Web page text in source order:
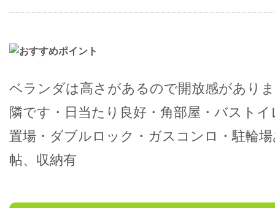
ベランダは高さがあるので開放感があり
隣です・日当たり良好・角部屋・バスト
置場・ダブルロック・ガスコンロ・駐輪
帖、収納有